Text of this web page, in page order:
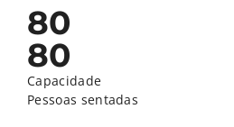
80
80
Capacidade
Pessoas sentadas